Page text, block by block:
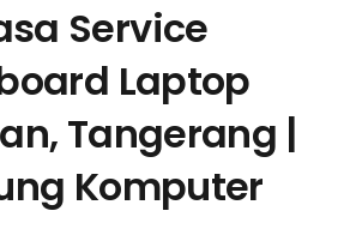
Service
Laptop
Tangerang |
Komputer